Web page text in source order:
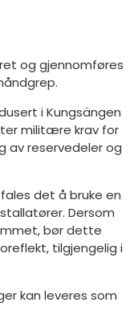
og gjennomføres
i Kungsängen
militære krav for
av reservedeler og
det å bruke en
Dersom
bør dette
tilgjengelig i
kan leveres som